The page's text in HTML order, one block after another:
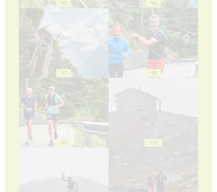
95 96
97 98
99 100